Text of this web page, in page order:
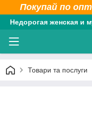
Покупай по
Недорогая женская и
Товари та послуги